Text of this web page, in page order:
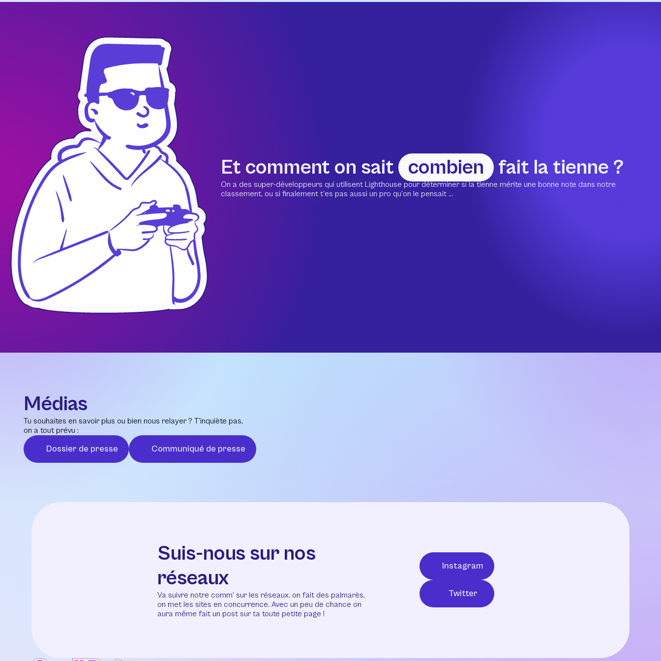
Et comment on sait combien fait la tienne ?
On a des super-développeurs qui utilisent Lighthouse pour déterminer si la tienne mérite une bonne note dans notre
classement, ou si finalement t’es pas aussi un pro qu’on le pensait ...
Médias
Tu souhaites en savoir plus ou bien nous relayer ? T’inquiète pas,
on a tout prévu :
Dossier de presse Communiqué de presse
Suis-nous sur nos
réseaux
Va suivre notre comm’ sur les réseaux, on fait des palmarès,
on met les sites en concurrence. Avec un peu de chance on
aura même fait un post sur ta toute petite page !
Instagram
Twitter